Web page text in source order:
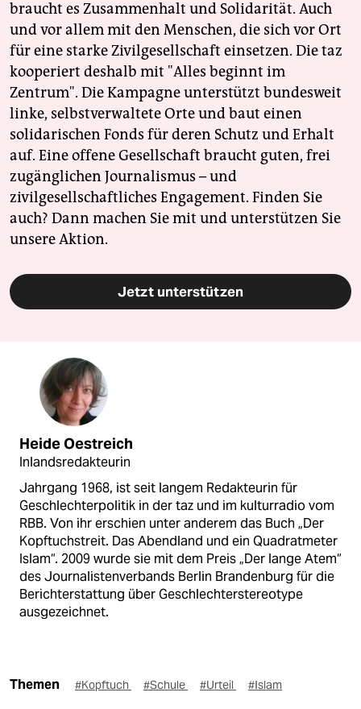
braucht es Zusammenhalt und Solidarität. Auch
und vor allem mit den Menschen, die sich vor Ort
für eine starke Zivilgesellschaft einsetzen. Die taz
kooperiert deshalb mit "Alles beginnt im
Zentrum". Die Kampagne unterstützt bundesweit
linke, selbstverwaltete Orte und baut einen
solidarischen Fonds für deren Schutz und Erhalt
auf. Eine offene Gesellschaft braucht guten, frei
zugänglichen Journalismus – und
zivilgesellschaftliches Engagement. Finden Sie
auch? Dann machen Sie mit und unterstützen Sie
unsere Aktion.
Jetzt unterstützen
Heide Oestreich
Inlandsredakteurin
Jahrgang 1968, ist seit langem Redakteurin für
Geschlechterpolitik in der taz und im kulturradio vom
RBB. Von ihr erschien unter anderem das Buch „Der
Kopftuchstreit. Das Abendland und ein Quadratmeter
Islam“. 2009 wurde sie mit dem Preis „Der lange Atem“
des Journalistenverbands Berlin Brandenburg für die
Berichterstattung über Geschlechterstereotype
ausgezeichnet.
Themen #Kopftuch #Schule #Urteil #Islam